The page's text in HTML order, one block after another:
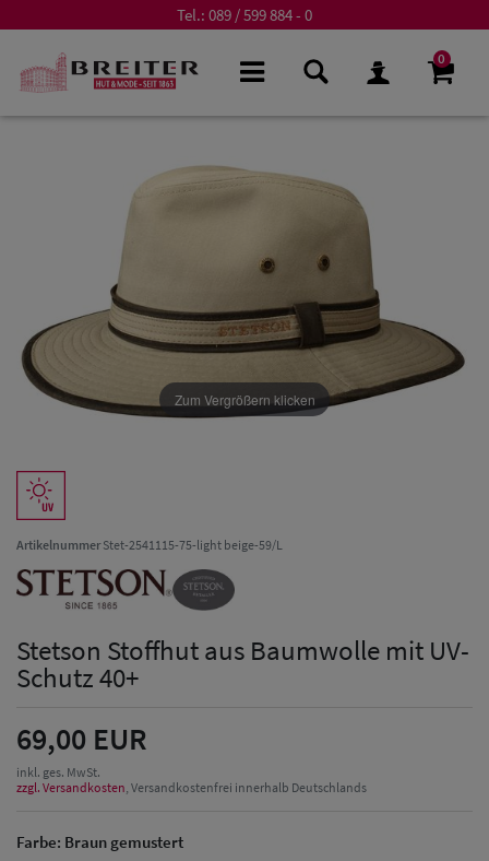
Tel.: 089 / 599 884 - 0
0
Zum Vergrößern klicken
ArtikelnummerStet-2541115-75-light beige-59/L
Stetson Stoffhut aus Baumwolle mit UV-
Schutz 40+
69,00 EUR
inkl. ges. MwSt.
zzgl. Versandkosten, Versandkostenfrei innerhalb Deutschlands
Farbe: Braun gemustert